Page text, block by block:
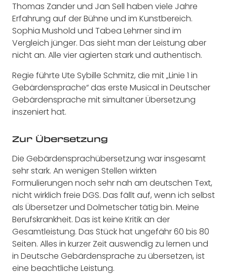
Thomas Zander und Jan Sell haben viele Jahre
Erfahrung auf der Bühne und im Kunstbereich.
Sophia Mushold und Tabea Lehrner sind im
Vergleich jünger. Das sieht man der Leistung aber
nicht an. Alle vier agierten stark und authentisch.
Regie führte Ute Sybille Schmitz, die mit „Linie 1 in
Gebärdensprache“ das erste Musical in Deutscher
Gebärdensprache mit simultaner Übersetzung
inszeniert hat.
Zur Übersetzung
Die Gebärdensprachübersetzung war insgesamt
sehr stark. An wenigen Stellen wirkten
Formulierungen noch sehr nah am deutschen Text,
nicht wirklich freie DGS. Das fällt auf, wenn ich selbst
als Übersetzer und Dolmetscher tätig bin. Meine
Berufskrankheit. Das ist keine Kritik an der
Gesamtleistung. Das Stück hat ungefähr 60 bis 80
Seiten. Alles in kurzer Zeit auswendig zu lernen und
in Deutsche Gebärdensprache zu übersetzen, ist
eine beachtliche Leistung.